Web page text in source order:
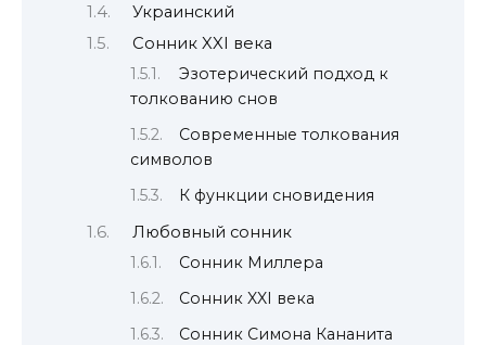
Украинский
Сонник XXI века
Эзотерический подход к
толкованию снов
Современные толкования
символов
К функции сновидения
Любовный сонник
Сонник Миллера
Сонник XXI века
Сонник Симона Кананита